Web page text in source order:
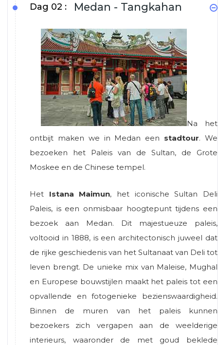
Dag 02 : Medan - Tangkahan
Na het
ontbijt maken we in Medan een stadtour. We
bezoeken het Paleis van de Sultan, de Grote
Moskee en de Chinese tempel.
Het Istana Maimun, het iconische Sultan Deli
Paleis, is een onmisbaar hoogtepunt tijdens een
bezoek aan Medan. Dit majestueuze paleis,
voltooid in 1888, is een architectonisch juweel dat
de rijke geschiedenis van het Sultanaat van Deli tot
leven brengt. De unieke mix van Maleise, Mughal
en Europese bouwstijlen maakt het paleis tot een
opvallende en fotogenieke bezienswaardigheid.
Binnen de muren van het paleis kunnen
bezoekers zich vergapen aan de weelderige
interieurs, waaronder de met goud beklede